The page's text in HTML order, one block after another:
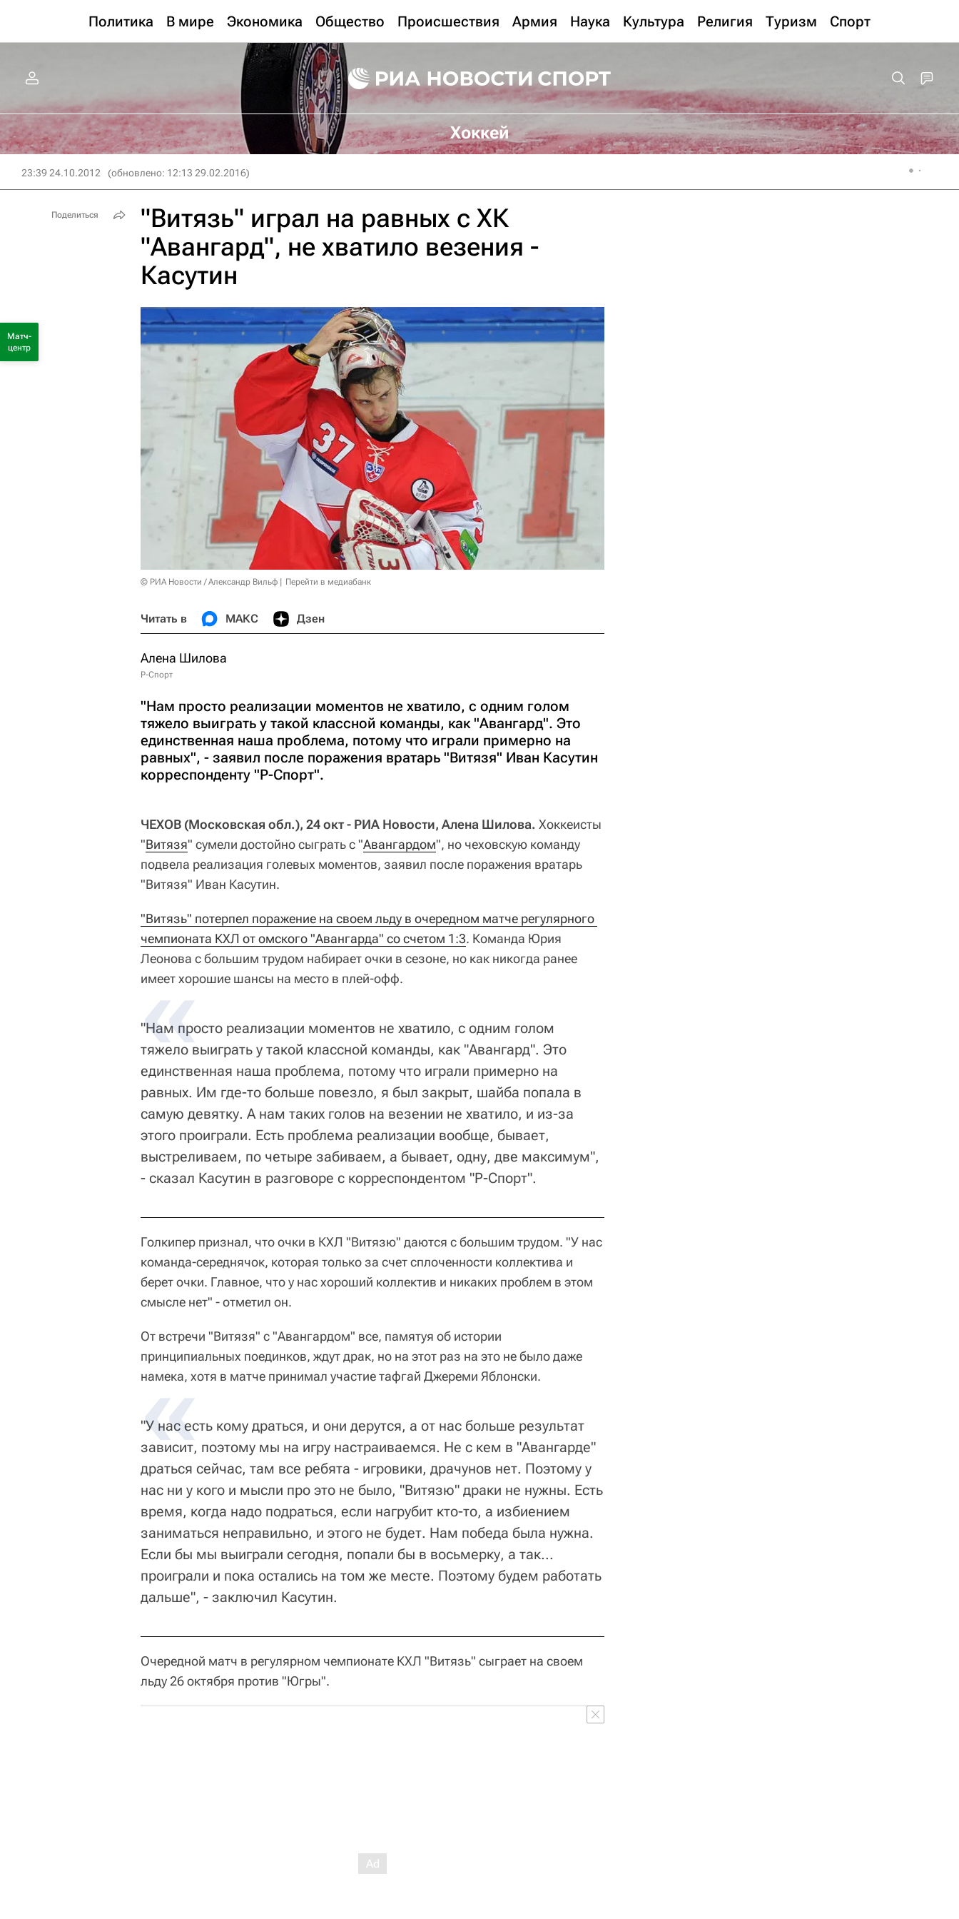
Политика В мире Экономика Общество Происшествия Армия Наука Культура Религия Туризм Спорт
Хоккей
23:39 24.10.2012 (обновлено: 12:13 29.02.2016)
"Витязь" играл на равных с ХК
"Авангард", не хватило везения -
Касутин
© РИА Новости / Александр Вильф Перейти в медиабанк
Читать в МАКС Дзен
Алена Шилова
Р-Спорт
"Нам просто реализации моментов не хватило, с одним голом
тяжело выиграть у такой классной команды, как "Авангард". Это
единственная наша проблема, потому что играли примерно на
равных", - заявил после поражения вратарь "Витязя" Иван Касутин
корреспонденту "Р-Спорт".
ЧЕХОВ (Московская обл.), 24 окт - РИА Новости, Алена Шилова. Хоккеисты
"Витязя" сумели достойно сыграть с "Авангардом", но чеховскую команду
подвела реализация голевых моментов, заявил после поражения вратарь
"Витязя" Иван Касутин.
"Витязь" потерпел поражение на своем льду в очередном матче регулярного
чемпионата КХЛ от омского "Авангарда" со счетом 1:3. Команда Юрия
Леонова с большим трудом набирает очки в сезоне, но как никогда ранее
имеет хорошие шансы на место в плей-офф.
"Нам просто реализации моментов не хватило, с одним голом
тяжело выиграть у такой классной команды, как "Авангард". Это
единственная наша проблема, потому что играли примерно на
равных. Им где-то больше повезло, я был закрыт, шайба попала в
самую девятку. А нам таких голов на везении не хватило, и из-за
этого проиграли. Есть проблема реализации вообще, бывает,
выстреливаем, по четыре забиваем, а бывает, одну, две максимум",
- сказал Касутин в разговоре с корреспондентом "Р-Спорт".
Голкипер признал, что очки в КХЛ "Витязю" даются с большим трудом. "У нас
команда-середнячок, которая только за счет сплоченности коллектива и
берет очки. Главное, что у нас хороший коллектив и никаких проблем в этом
смысле нет" - отметил он.
От встречи "Витязя" с "Авангардом" все, памятуя об истории
принципиальных поединков, ждут драк, но на этот раз на это не было даже
намека, хотя в матче принимал участие тафгай Джереми Яблонски.
"У нас есть кому драться, и они дерутся, а от нас больше результат
зависит, поэтому мы на игру настраиваемся. Не с кем в "Авангарде"
драться сейчас, там все ребята - игровики, драчунов нет. Поэтому у
нас ни у кого и мысли про это не было, "Витязю" драки не нужны. Есть
время, когда надо подраться, если нагрубит кто-то, а избиением
заниматься неправильно, и этого не будет. Нам победа была нужна.
Если бы мы выиграли сегодня, попали бы в восьмерку, а так...
проиграли и пока остались на том же месте. Поэтому будем работать
дальше", - заключил Касутин.
Очередной матч в регулярном чемпионате КХЛ "Витязь" сыграет на своем
льду 26 октября против "Югры".
Поделиться
Матч-
центр